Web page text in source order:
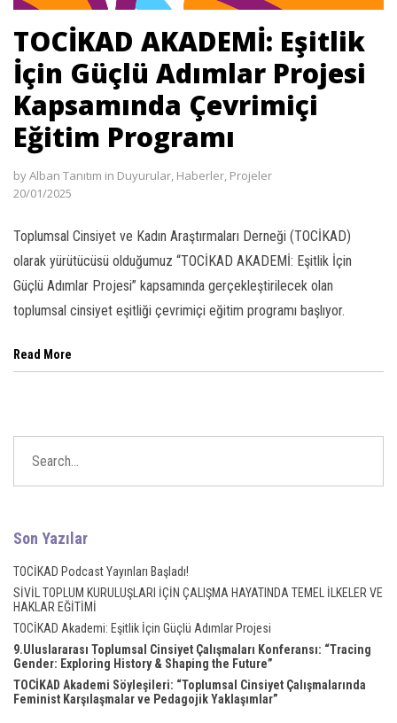
panel
panel
panel
panel
satın al
panel
TOCİKAD AKADEMİ: Eşitlik
İçin Güçlü Adımlar Projesi
Kapsamında Çevrimiçi
Eğitim Programı
byAlban Tanıtım in Duyurular, Haberler, Projeler
20/01/2025
Toplumsal Cinsiyet ve Kadın Araştırmaları Derneği (TOCİKAD)
olarak yürütücüsü olduğumuz “TOCİKAD AKADEMİ: Eşitlik İçin
Güçlü Adımlar Projesi” kapsamında gerçekleştirilecek olan
toplumsal cinsiyet eşitliği çevrimiçi eğitim programı başlıyor.
Read More
Son Yazılar
TOCİKAD Podcast Yayınları Başladı!
SİVİL TOPLUM KURULUŞLARI İÇİN ÇALIŞMA HAYATINDA TEMEL İLKELER VE
HAKLAR EĞİTİMİ
TOCİKAD Akademi: Eşitlik İçin Güçlü Adımlar Projesi
9.Uluslararası Toplumsal Cinsiyet Çalışmaları Konferansı: “Tracing
Gender: Exploring History & Shaping the Future”
TOCİKAD Akademi Söyleşileri: “Toplumsal Cinsiyet Çalışmalarında
Feminist Karşılaşmalar ve Pedagojik Yaklaşımlar”